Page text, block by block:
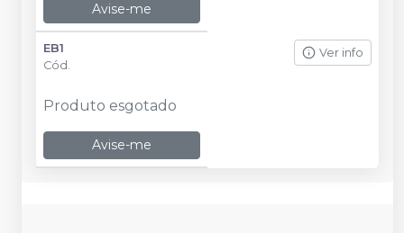
Avise-me
EB1
Cód.
Ver info
Produto esgotado
Avise-me